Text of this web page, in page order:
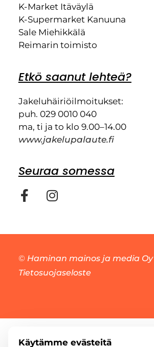
K-Market Itäväylä
K-Supermarket Kanuuna
Sale Miehikkälä
Reimarin toimisto
Etkö saanut lehteä?
Jakeluhäiriöilmoitukset:
puh. 029 0010 040
ma, ti ja to klo 9.00–14.00
www.jakelupalaute.fi
Seuraa somessa
© Haminan mainos ja media Oy
Tietosuojaseloste
Käytämme evästeitä